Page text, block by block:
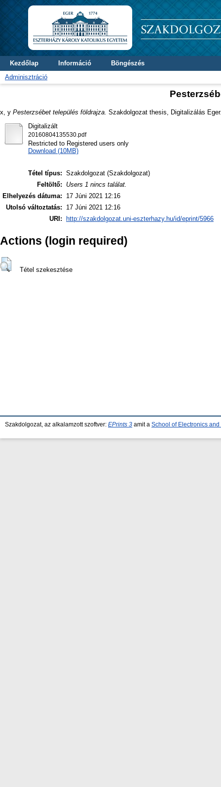
Kezdőlap Információ
Böngészés
Adminisztráció
x, y Pesterzsébet település földrajza. Szakdolgozat thesis, Digitalizálás
Digitalizált
20160804135530.pdf
Restricted to Registered users only
Download (10MB)
Tétel típus: Szakdolgozat (Szakdolgozat)
Feltöltő:
Users 1 nincs találat.
Elhelyezés dátuma:
17 Júni 2021 12:16
Utolsó változtatás:
17 Júni 2021 12:16
URI:
http://szakdolgozat.uni-eszterhazy.hu/id/eprint/5966
Actions (login required)
Tétel szekesztése
Szakdolgozat, az alkalamzott szoftver: EPrints 3 amit a School of Electronics